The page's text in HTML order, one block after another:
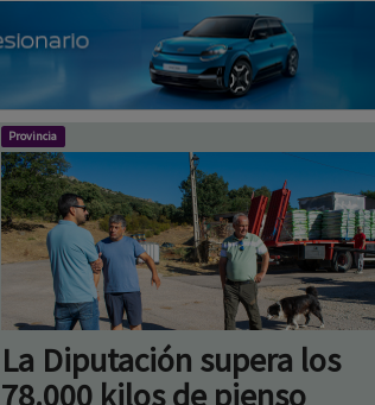
Provincia
La Diputación supera los
78.000 kilos de pienso
repartidos a ganaderos
afectados por los incendios